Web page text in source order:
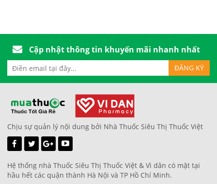
Cập nhật thông tin khuyến mãi nhanh nhất
Chịu sự quản lý nội dung bởi Nhà Thuốc Siêu Thị Thuốc Việt
Hệ thống nhà Thuốc Siêu Thị Thuốc Việt & Vì dân có mặt tại
hầu hết các quận thành Hà Nội và TP Hồ Chí Minh.